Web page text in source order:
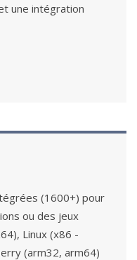
une intégration
(1600+) pour
ou des jeux
Linux (x86 -
(arm32, arm64)